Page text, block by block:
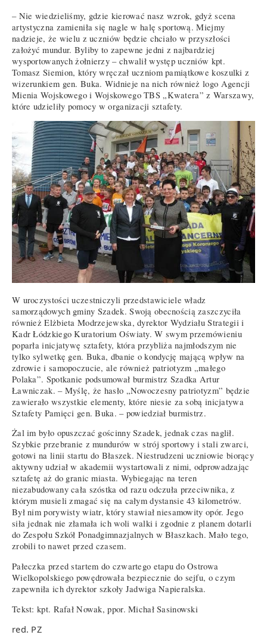
– Nie wiedzieliśmy, gdzie kierować nasz wzrok, gdyż scena
artystyczna zamieniła się nagle w halę sportową. Miejmy
nadzieje, że wielu z uczniów będzie chciało w przyszłości
założyć mundur. Byliby to zapewne jedni z najbardziej
wysportowanych żołnierzy – chwalił występ uczniów kpt.
Tomasz Siemion, który wręczał uczniom pamiątkowe koszulki z
wizerunkiem gen. Buka. Widnieje na nich również logo Agencji
Mienia Wojskowego i Wojskowego TBS „Kwatera” z Warszawy,
które udzieliły pomocy w organizacji sztafety.
W uroczystości uczestniczyli przedstawiciele władz
samorządowych gminy Szadek. Swoją obecnością zaszczyciła
również Elżbieta Modrzejewska, dyrektor Wydziału Strategii i
Kadr Łódzkiego Kuratorium Oświaty. W swym przemówieniu
poparła inicjatywę sztafety, która przybliża najmłodszym nie
tylko sylwetkę gen. Buka, dbanie o kondycję mającą wpływ na
zdrowie i samopoczucie, ale również patriotyzm „małego
Polaka”. Spotkanie podsumował burmistrz Szadka Artur
Ławniczak. – Myślę, że hasło „Nowoczesny patriotyzm” będzie
zawierało wszystkie elementy, które niesie za sobą inicjatywa
Sztafety Pamięci gen. Buka. – powiedział burmistrz.
Żal im było opuszczać gościnny Szadek, jednak czas naglił.
Szybkie przebranie z mundurów w strój sportowy i stali zwarci,
gotowi na linii startu do Błaszek. Niestrudzeni uczniowie biorący
aktywny udział w akademii wystartowali z nimi, odprowadzając
sztafetę aż do granic miasta. Wybiegając na teren
niezabudowany cała szóstka od razu odczuła przeciwnika, z
którym musieli zmagać się na całym dystansie 43 kilometrów.
Był nim porywisty wiatr, który stawiał niesamowity opór. Jego
siła jednak nie złamała ich woli walki i zgodnie z planem dotarli
do Zespołu Szkół Ponadgimnazjalnych w Błaszkach. Mało tego,
zrobili to nawet przed czasem.
Pałeczka przed startem do czwartego etapu do Ostrowa
Wielkopolskiego powędrowała bezpiecznie do sejfu, o czym
zapewniła ich dyrektor szkoły Jadwiga Napieralska.
Tekst: kpt. Rafał Nowak, ppor. Michał Sasinowski
red. PZ